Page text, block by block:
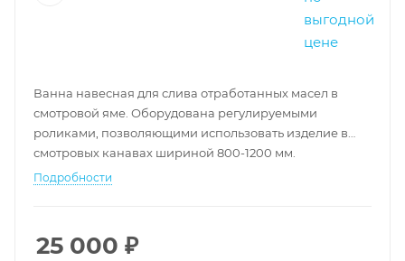
Ванна навесная для слива отработанных масел в
смотровой яме. Оборудована регулируемыми
роликами, позволяющими использовать изделие в
смотровых канавах шириной 800-1200 мм.
Подробности
25 000 ₽